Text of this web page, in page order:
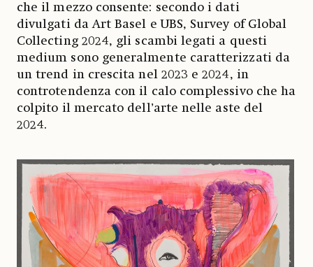
che il mezzo consente: secondo i dati
divulgati da Art Basel e UBS, Survey of Global
Collecting 2024, gli scambi legati a questi
medium sono generalmente caratterizzati da
un trend in crescita nel 2023 e 2024, in
controtendenza con il calo complessivo che ha
colpito il mercato dell’arte nelle aste del
2024.